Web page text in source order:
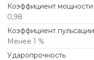
Коэффициент мощности
0,98
Коэффициент пульсации
Менее 1 %
Ударопрочность